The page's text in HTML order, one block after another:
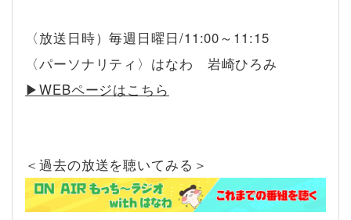
〈放送日時）毎週日曜日/11:00～11:15
〈パーソナリティ〉はなわ 岩崎ひろみ
▶︎WEBページはこちら
＜過去の放送を聴いてみる＞